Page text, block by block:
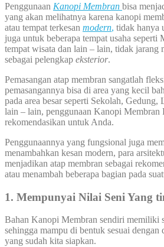
Penggunaan Kanopi Membran bisa
yang akan melihatnya karena kanopi
atau tempat terkesan modern, tidak hanya
juga untuk beberapa tempat usaha seperti
tempat wisata dan lain – lain, tidak jarang
sebagai pelengkap eksterior.
Pemasangan atap membran sangatlah
pemasangannya bisa di area yang kecil
pada area besar seperti Sekolah, Gedung,
lain – lain, penggunaan Kanopi Membran
rekomendasikan untuk Anda.
Penggunaannya yang fungsional juga
menambahkan kesan modern, para
menjadikan atap membran sebagai
atau menambah beberapa bagian pada
1. Mempunyai Nilai Seni Yang
Bahan Kanopi Membran sendiri memiliki
sehingga mampu di bentuk sesuai dengan
yang sudah kita siapkan.